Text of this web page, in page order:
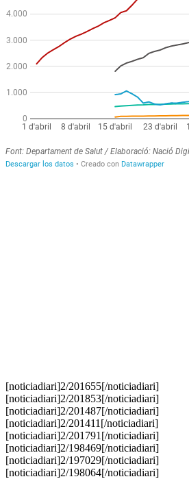
[noticiadiari]2/201655[/noticiadiari]
[noticiadiari]2/201853[/noticiadiari]
[noticiadiari]2/201487[/noticiadiari]
[noticiadiari]2/201411[/noticiadiari]
[noticiadiari]2/201791[/noticiadiari]
[noticiadiari]2/198469[/noticiadiari]
[noticiadiari]2/197029[/noticiadiari]
[noticiadiari]2/198064[/noticiadiari]